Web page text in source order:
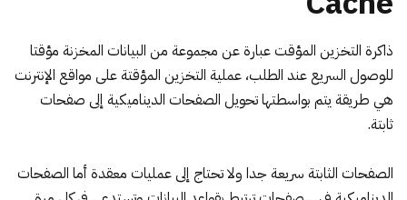
ذاكرة التخزين المؤقت عبارة عن مجموعة من البيانات المخزنة مؤقتا
للوصول السريع عند الطلب، عملية التخزين المؤقتة على مواقع الإنترنت
هي طريقة يتم بواسطتها تحويل الصفحات الديناميكية إلى صفحات
ثابتة.
الصفحات الثابتة سريعة جدا ولا تحتاج إلى عمليات معقدة أما الصفحات